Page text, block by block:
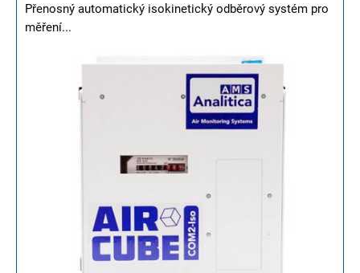
Přenosný automatický isokinetický odběrový systém pro
měření...